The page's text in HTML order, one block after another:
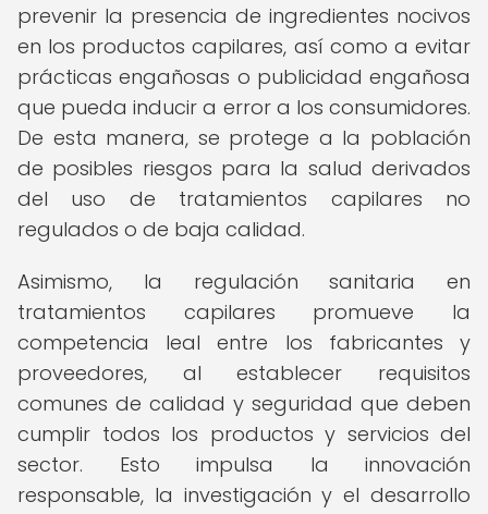
prevenir la presencia de ingredientes nocivos
en los productos capilares, así como a evitar
prácticas engañosas o publicidad engañosa
que pueda inducir a error a los consumidores.
De esta manera, se protege a la población
de posibles riesgos para la salud derivados
del uso de tratamientos capilares no
regulados o de baja calidad.
Asimismo, la regulación sanitaria en
tratamientos capilares promueve la
competencia leal entre los fabricantes y
proveedores, al establecer requisitos
comunes de calidad y seguridad que deben
cumplir todos los productos y servicios del
sector. Esto impulsa la innovación
responsable, la investigación y el desarrollo